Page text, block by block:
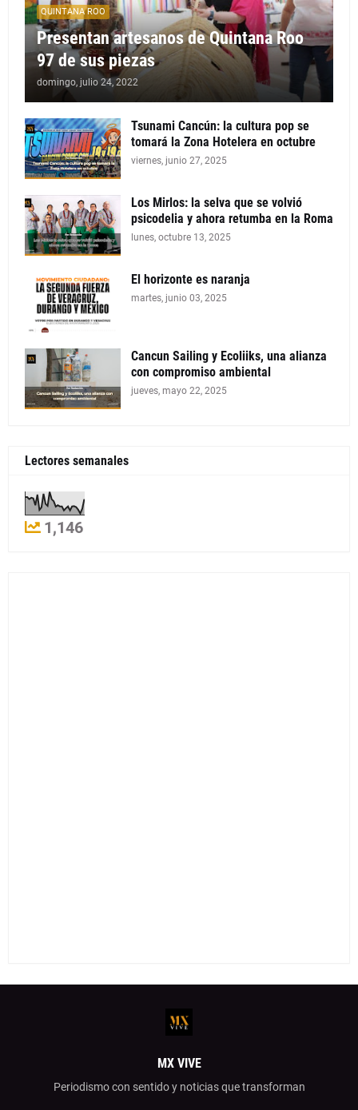
QUINTANA ROO
Presentan artesanos de Quintana Roo
97 de sus piezas
domingo, julio 24, 2022
Tsunami Cancún: la cultura pop se
tomará la Zona Hotelera en octubre
viernes, junio 27, 2025
Los Mirlos: la selva que se volvió
psicodelia y ahora retumba en la Roma
lunes, octubre 13, 2025
El horizonte es naranja
martes, junio 03, 2025
Cancun Sailing y Ecoliiks, una alianza
con compromiso ambiental
jueves, mayo 22, 2025
Lectores semanales
1,146
MX VIVE
Periodismo con sentido y noticias que transforman